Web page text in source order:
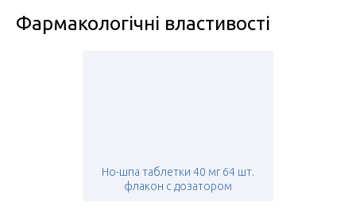
Фармакологічні властивості
Но-шпа таблетки 40 мг 64 шт.
флакон с дозатором